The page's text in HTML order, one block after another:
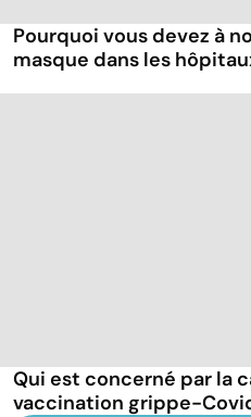
Pourquoi vous devez à
masque dans les
Qui est concerné par la
vaccination grippe-